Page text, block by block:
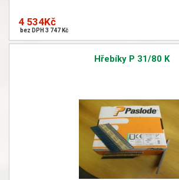
4 534Kč
bez DPH 3 747 Kč
Hřebíky P 31/80 K